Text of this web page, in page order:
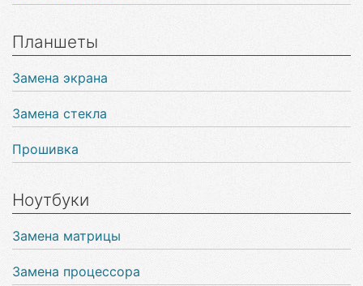
Планшеты
Замена экрана
Замена стекла
Прошивка
Ноутбуки
Замена матрицы
Замена процессора